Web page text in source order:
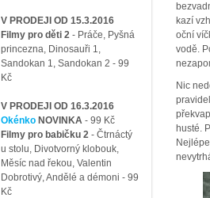
V PRODEJI OD 15.3.2016
Filmy pro děti 2- Práče, Pyšná
princezna, Dinosauři 1,
Sandokan 1, Sandokan 2 - 99
Kč
V PRODEJI OD 16.3.2016
Okénko NOVINKA - 99 Kč
Filmy pro babičku 2- Čtrnáctý
u stolu, Divotvorný klobouk,
Měsíc nad řekou, Valentin
Dobrotivý, Andělé a démoni - 99
Kč
kazí
oční
vodě.
Nic
husté.